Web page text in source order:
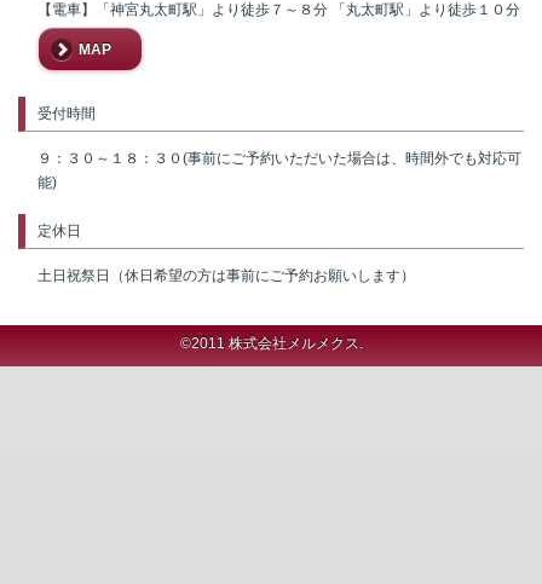
【電車】「神宮丸太町駅」より徒歩７～８分 「丸太町駅」より徒歩１０分
MAP
受付時間
９：３０～１８：３０(事前にご予約いただいた場合は、時間外でも対応可
能)
定休日
土日祝祭日（休日希望の方は事前にご予約お願いします）
©2011 株式会社メルメクス.